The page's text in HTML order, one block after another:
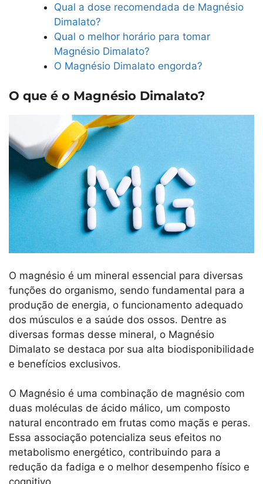
Qual a dose recomendada de Magnésio
Dimalato?
Qual o melhor horário para tomar
Magnésio Dimalato?
O Magnésio Dimalato engorda?
O que é o Magnésio Dimalato?
O magnésio é um mineral essencial para diversas
funções do organismo, sendo fundamental para a
produção de energia, o funcionamento adequado
dos músculos e a saúde dos ossos. Dentre as
diversas formas desse mineral, o Magnésio
Dimalato se destaca por sua alta biodisponibilidade
e benefícios exclusivos.
O Magnésio é uma combinação de magnésio com
duas moléculas de ácido málico, um composto
natural encontrado em frutas como maçãs e peras.
Essa associação potencializa seus efeitos no
metabolismo energético, contribuindo para a
redução da fadiga e o melhor desempenho físico e
cognitivo.